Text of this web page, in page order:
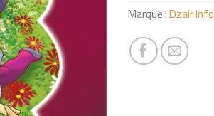
Marque :Dzair Info